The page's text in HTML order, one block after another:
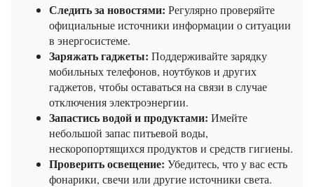
Следить за новостями: Регулярно проверяйте
официальные источники информации о ситуации
в энергосистеме.
Заряжать гаджеты: Поддерживайте зарядку
мобильных телефонов, ноутбуков и других
гаджетов, чтобы оставаться на связи в случае
отключения электроэнергии.
Запастись водой и продуктами: Имейте
небольшой запас питьевой воды,
нескоропортящихся продуктов и средств гигиены.
Проверить освещение: Убедитесь, что у вас есть
фонарики, свечи или другие источники света.